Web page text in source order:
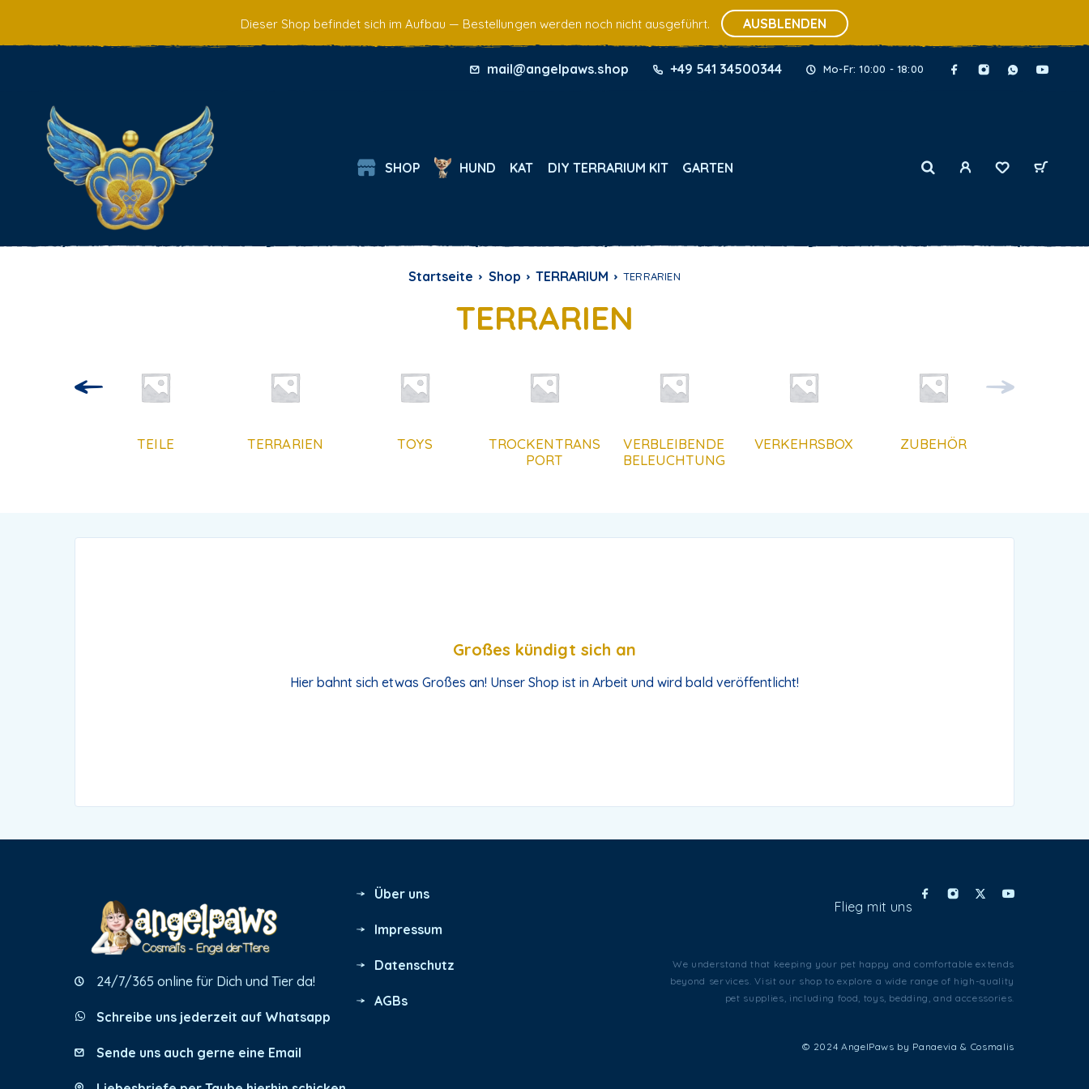
Dieser Shop befindet sich im Aufbau — Bestellungen werden noch nicht ausgeführt. AUSBLENDEN
mail@angelpaws.shop +49 541 34500344 Mo-Fr: 10:00 - 18:00
SHOP HUND KAT DIY TERRARIUM KIT GARTEN
Startseite Shop TERRARIUM TERRARIEN
TERRARIEN
TEILE TERRARIEN TOYS
TROCKENTRANS
PORT
VERBLEIBENDE
BELEUCHTUNG
VERKEHRSBOX ZUBEHÖR
Großes kündigt sich an
Hier bahnt sich etwas Großes an! Unser Shop ist in Arbeit und wird bald veröffentlicht!
24/7/365 online für Dich und Tier da!
Schreibe uns jederzeit auf Whatsapp
Sende uns auch gerne eine Email
Über uns
Impressum
Datenschutz
AGBs
Flieg mit uns
We understand that keeping your pet happy and comfortable extends
beyond services. Visit our shop to explore a wide range of high-quality
pet supplies, including food, toys, bedding, and accessories.
© 2024 AngelPaws by Panaevia & Cosmalis